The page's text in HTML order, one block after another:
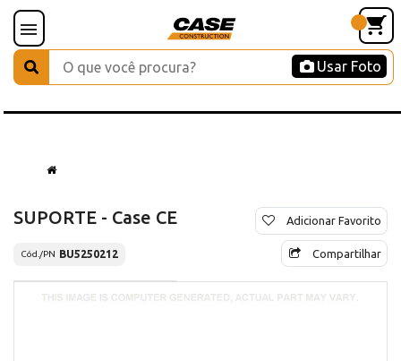
Usar Foto
SUPORTE - Case CE
Cód./PN BU5250212
Adicionar Favorito
Compartilhar